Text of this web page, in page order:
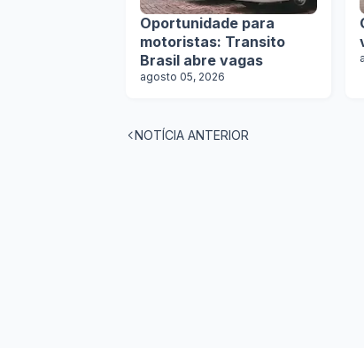
Oportunidade para
motoristas: Transito
Brasil abre vagas
agosto 05, 2026
NOTÍCIA ANTERIOR